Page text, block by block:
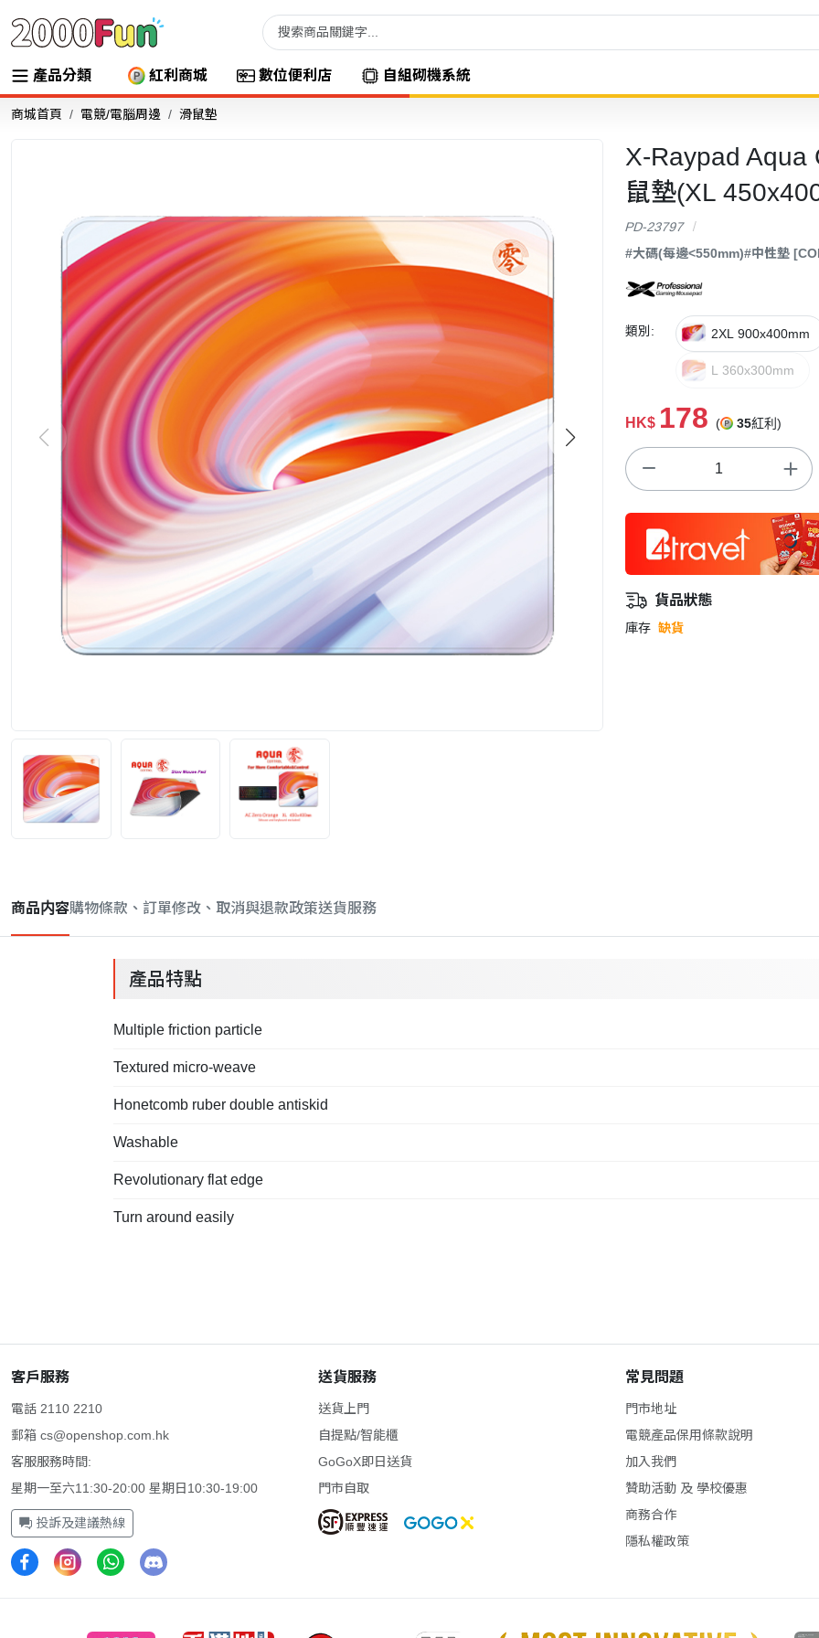
產品分類 紅利商城 數位便利店 自組砌機系統
商城首頁 電競/電腦周邊 滑鼠墊
X-Raypad Aqua
鼠墊(XL
PD-23797
#大碼(每邊<550mm)#中性墊
類別: 2XL 900x400mm
L 360x300mm
HK$ 178 ( 35紅利)
貨品狀態
庫存 缺貨
商品内容購物條款、訂單修改、取消與退款政策送貨服務
產品特點
Multiple friction particle
Textured micro-weave
Honetcomb ruber double antiskid
Washable
Revolutionary flat edge
Turn around easily
客戶服務
電話 2110 2210
郵箱 cs@openshop.com.hk
客服服務時間:
星期一至六11:30-20:00 星期日10:30-19:00
投訴及建議熱線
送貨服務
送貨上門
自提點/智能櫃
GoGoX即日送貨
門市自取
常見問題
門市地址
電競產品保用條款說明
加入我們
贊助活動 及 學校優惠
商務合作
隱私權政策